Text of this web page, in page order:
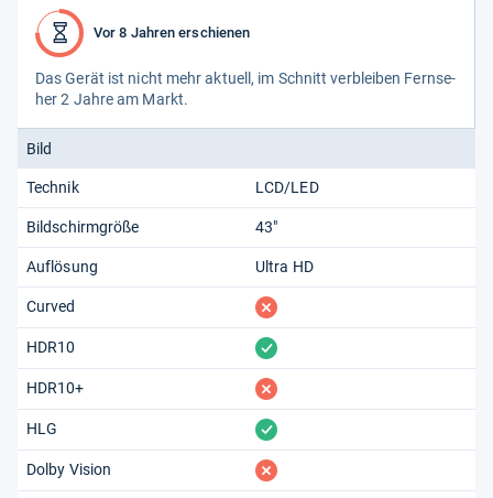
Vor 8 Jahren erschienen
Das Gerät ist nicht mehr aktu­ell, im Schnitt ver­blei­ben Fern­se­
her 2 Jahre am Markt.
Bild
Technik LCD/LED
Bildschirmgröße 43"
Auflösung Ultra HD
Curved fehlt
HDR10 vorhanden
HDR10+ fehlt
HLG vorhanden
Dolby Vision fehlt